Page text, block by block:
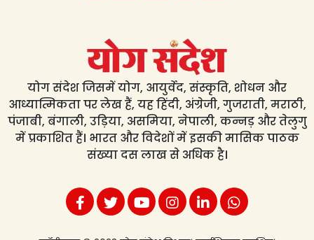
योग संदेश जिसमें योग, आयुर्वेद, संस्कृति, शोधन और
आध्यात्मिकता पर लेख हैं, यह हिंदी, अंग्रेजी, गुजराती, मराठी,
पंजाबी, बंगाली, उड़िया, असमिया, नेपाली, कन्नड़ और तेलुगु
में प्रकाशित हैं। भारत और विदेशों में इसकी मासिक पाठक
संख्या दस लाख से अधिक है।